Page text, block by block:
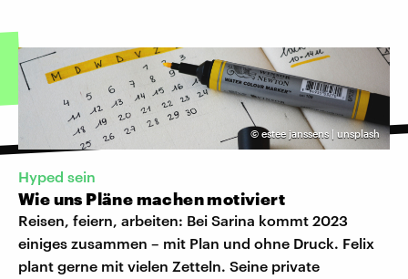
© estee janssens | unsplash
Hyped sein
Wie uns Pläne machen motiviert
Reisen, feiern, arbeiten: Bei Sarina kommt 2023
einiges zusammen – mit Plan und ohne Druck. Felix
plant gerne mit vielen Zetteln. Seine private